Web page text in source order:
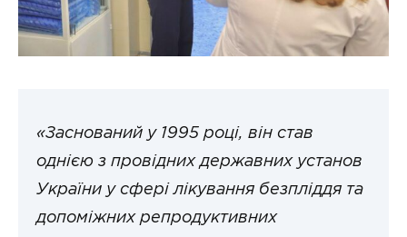
«Заснований у 1995 році, він став
однією з провідних державних установ
України у сфері лікування безпліддя та
допоміжних репродуктивних